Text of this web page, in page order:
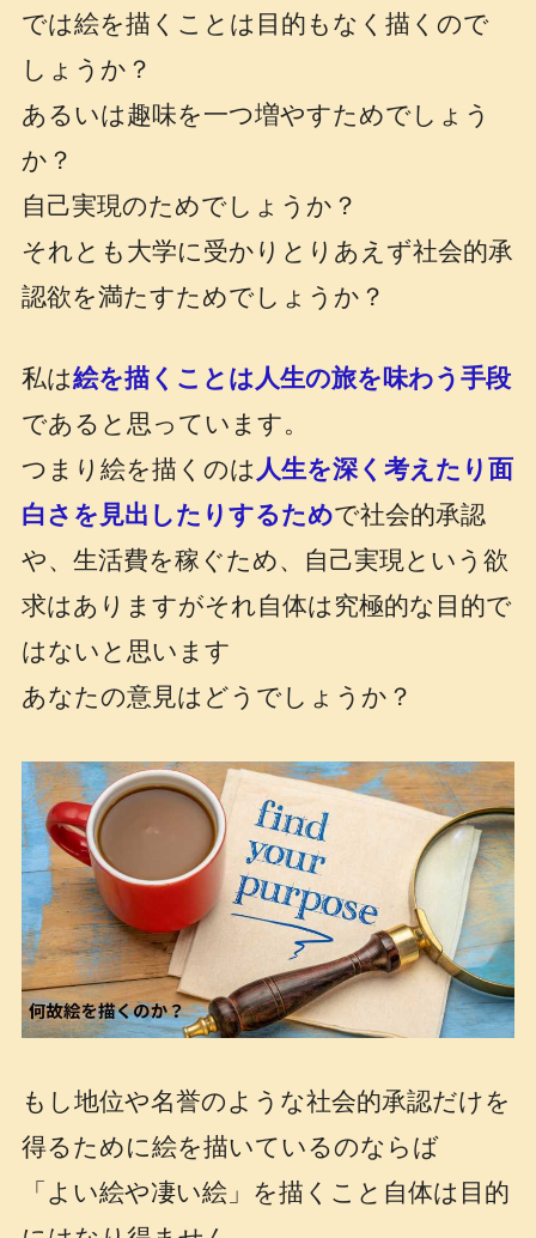
では絵を描くことは目的もなく描くので
しょうか？
あるいは趣味を一つ増やすためでしょう
か？
自己実現のためでしょうか？
それとも大学に受かりとりあえず社会的承
認欲を満たすためでしょうか？
私は絵を描くことは人生の旅を味わう手段
であると思っています。
つまり絵を描くのは 人生を深く考えたり面
白さを見出したりするためで社会的承認
や、生活費を稼ぐため、自己実現という欲
求はありますがそれ自体は究極的な目的で
はないと思います
あなたの意見はどうでしょうか？
もし地位や名誉のような社会的承認だけを
得るために絵を描いているのならば
「よい絵や凄い絵」を描くこと自体は目的